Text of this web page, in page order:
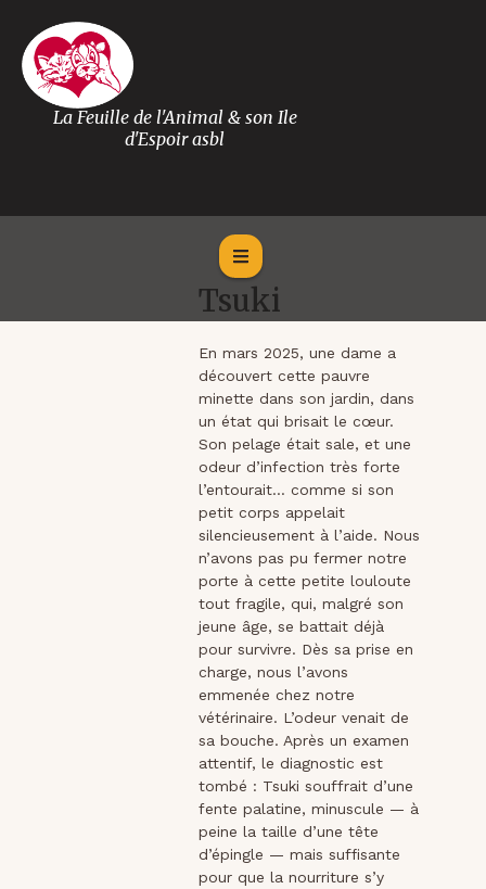
La Feuille de l'Animal & son Ile
d'Espoir asbl
Tsuki
En mars 2025, une dame a
découvert cette pauvre
minette dans son jardin, dans
un état qui brisait le cœur.
Son pelage était sale, et une
odeur d’infection très forte
l’entourait… comme si son
petit corps appelait
silencieusement à l’aide. Nous
n’avons pas pu fermer notre
porte à cette petite louloute
tout fragile, qui, malgré son
jeune âge, se battait déjà
pour survivre. Dès sa prise en
charge, nous l’avons
emmenée chez notre
vétérinaire. L’odeur venait de
sa bouche. Après un examen
attentif, le diagnostic est
tombé : Tsuki souffrait d’une
fente palatine, minuscule — à
peine la taille d’une tête
d’épingle — mais suffisante
pour que la nourriture s’y